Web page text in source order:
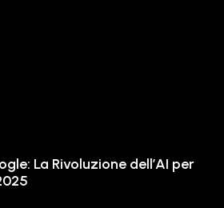
La Rivoluzione dell’AI per